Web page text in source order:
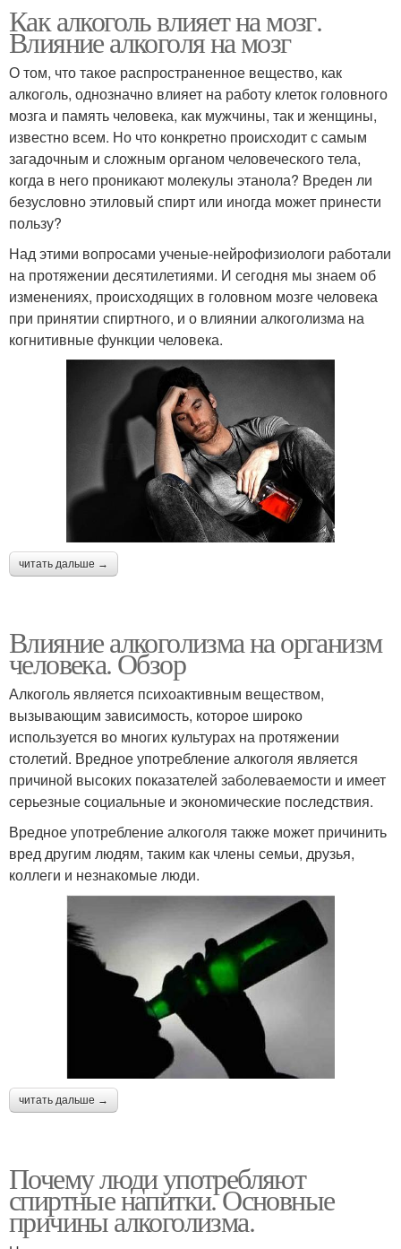
Как алкоголь влияет на мозг.
Влияние алкоголя на мозг
О том, что такое распространенное вещество, как
алкоголь, однозначно влияет на работу клеток головного
мозга и память человека, как мужчины, так и женщины,
известно всем. Но что конкретно происходит с самым
загадочным и сложным органом человеческого тела,
когда в него проникают молекулы этанола? Вреден ли
безусловно этиловый спирт или иногда может принести
пользу?
Над этими вопросами ученые-нейрофизиологи работали
на протяжении десятилетиями. И сегодня мы знаем об
изменениях, происходящих в головном мозге человека
при принятии спиртного, и о влиянии алкоголизма на
когнитивные функции человека.
читать дальше →
Влияние алкоголизма на организм
человека. Обзор
Алкоголь является психоактивным веществом,
вызывающим зависимость, которое широко
используется во многих культурах на протяжении
столетий. Вредное употребление алкоголя является
причиной высоких показателей заболеваемости и имеет
серьезные социальные и экономические последствия.
Вредное употребление алкоголя также может причинить
вред другим людям, таким как члены семьи, друзья,
коллеги и незнакомые люди.
читать дальше →
Почему люди употребляют
спиртные напитки. Основные
причины алкоголизма.